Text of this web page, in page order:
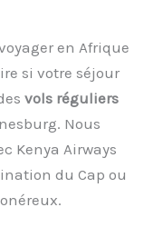
en Afrique
si votre séjour
vols réguliers
Nous
Kenya Airways
du Cap ou